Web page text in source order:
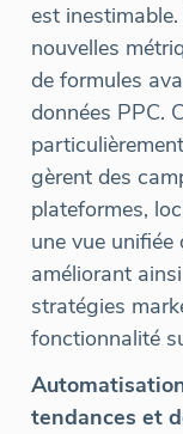
est
nouvelles
de formules
données PPC.
gèrent des
plateformes,
une vue unifiée
améliorant
stratégies
fonctionnalité
tendances et